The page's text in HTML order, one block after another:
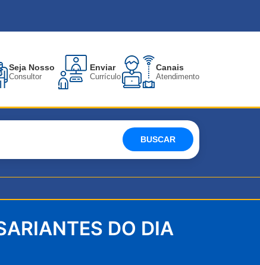
Seja Nosso
Consultor
Enviar
Currículo
Canais
Atendimento
BUSCAR
DO DIA